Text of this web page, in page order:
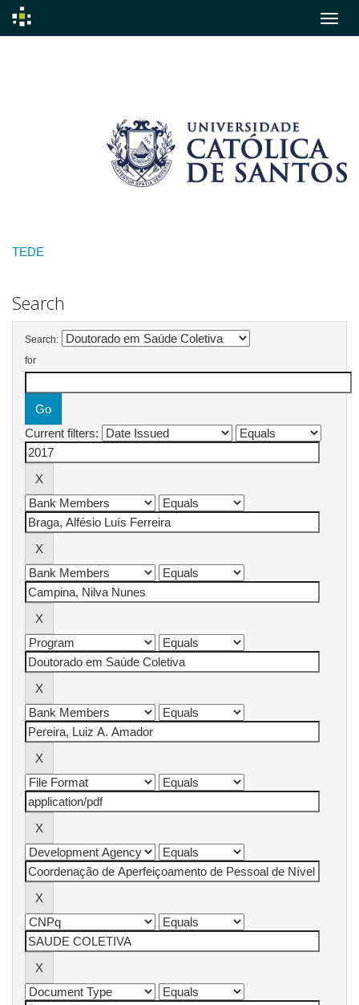
TEDE
Search
Search:
for
Current filters: